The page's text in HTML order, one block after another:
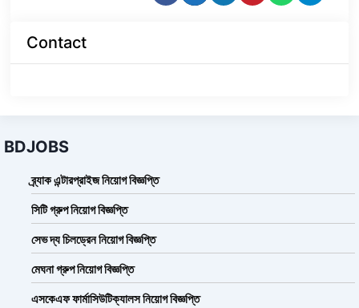
Contact
BDJOBS
ব্র্যাক এন্টারপ্রাইজ নিয়োগ বিজ্ঞপ্তি
সিটি গ্রুপ নিয়োগ বিজ্ঞপ্তি
সেভ দ্য চিলড্রেন নিয়োগ বিজ্ঞপ্তি
মেঘনা গ্রুপ নিয়োগ বিজ্ঞপ্তি
এসকেএফ ফার্মাসিউটিক্যালস নিয়োগ বিজ্ঞপ্তি